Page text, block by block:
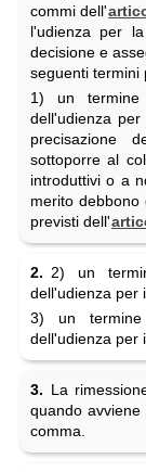
commi dell'
l'udienza per
decisione e
seguenti termini
1) un termine
dell'udienza
precisazione
sottoporre al
introduttivi o a
merito debbono
previsti dell'
2. 2) un
dell'udienza per
3) un
dell'udienza per
3. La
quando
comma.